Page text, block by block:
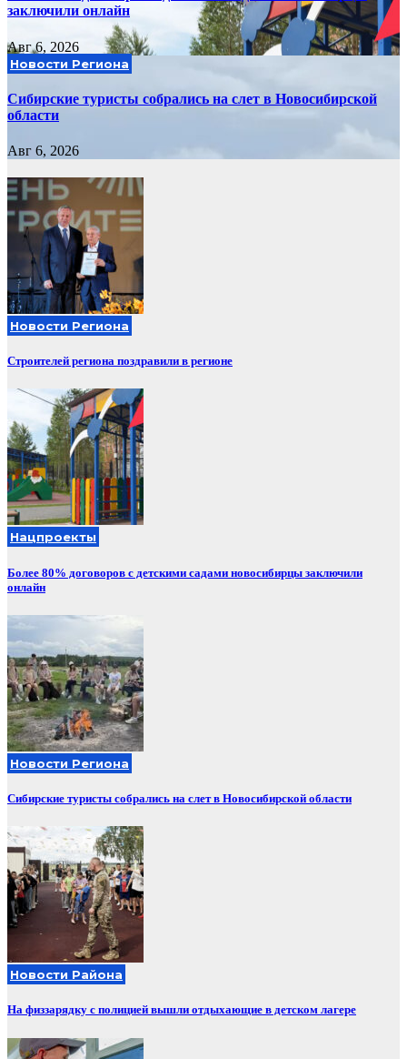
заключили онлайн
Авг 6, 2026
Новости Региона
Сибирские туристы собрались на слет в Новосибирской
области
Авг 6, 2026
Новости Региона
Строителей региона поздравили в регионе
Нацпроекты
Более 80% договоров с детскими садами новосибирцы заключили
онлайн
Новости Региона
Сибирские туристы собрались на слет в Новосибирской области
Новости Района
На физзарядку с полицией вышли отдыхающие в детском лагере